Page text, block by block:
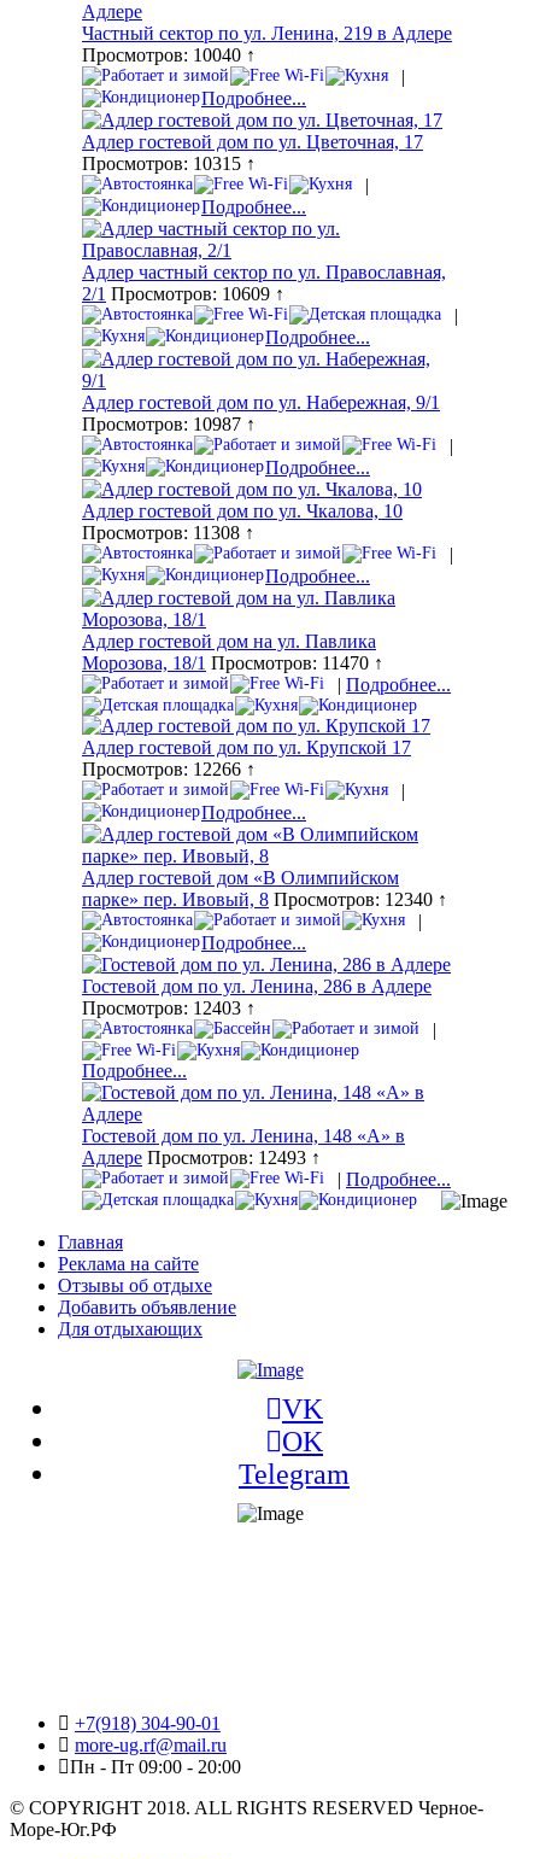
Частный сектор по ул. Ленина, 219 в Адлере
Просмотров: 10040 ↑
|
Подробнее...
Адлер гостевой дом по ул. Цветочная, 17
Просмотров: 10315 ↑
|
Подробнее...
Адлер частный сектор по ул. Православная,
2/1 Просмотров: 10609 ↑
|
Подробнее...
Адлер гостевой дом по ул. Набережная, 9/1
Просмотров: 10987 ↑
|
Подробнее...
Адлер гостевой дом по ул. Чкалова, 10
Просмотров: 11308 ↑
|
Подробнее...
Адлер гостевой дом на ул. Павлика
Морозова, 18/1 Просмотров: 11470 ↑
| Подробнее...
Адлер гостевой дом по ул. Крупской 17
Просмотров: 12266 ↑
|
Подробнее...
Адлер гостевой дом «В Олимпийском
парке» пер. Ивовый, 8 Просмотров: 12340 ↑
|
Подробнее...
Гостевой дом по ул. Ленина, 286 в Адлере
Просмотров: 12403 ↑
|
Подробнее...
Гостевой дом по ул. Ленина, 148 «А» в
Адлере Просмотров: 12493 ↑
| Подробнее...
Главная
Реклама на сайте
Отзывы об отдыхе
Добавить объявление
Для отдыхающих
VK
OK
Telegram
+7(918) 304-90-01
more-ug.rf@mail.ru
Пн - Пт 09:00 - 20:00
© COPYRIGHT 2018. ALL RIGHTS RESERVED Черное-
Море-Юг.РФ